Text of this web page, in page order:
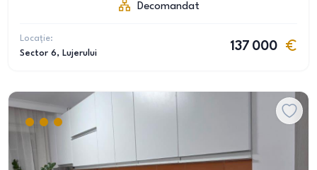
Decomandat
Locație:
Sector 6, Lujerului
137 000